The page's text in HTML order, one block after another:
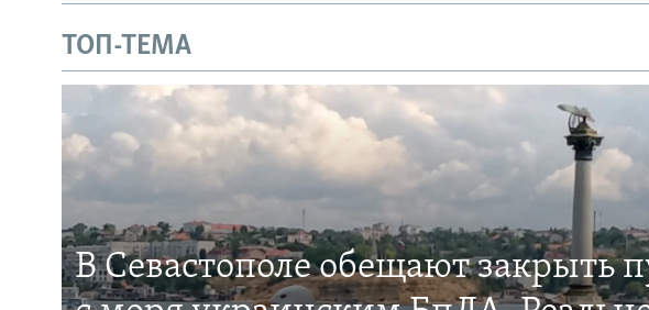
ТОП-ТЕМА
В Севастополе обещают закрыть